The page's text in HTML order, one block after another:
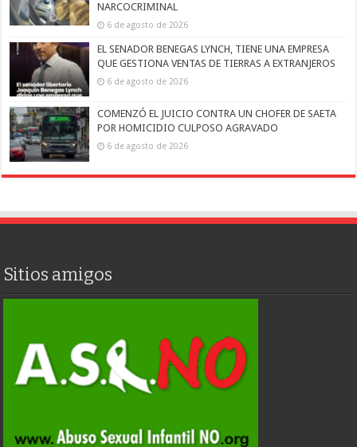
NARCOCRIMINAL
6 de agosto de 2026
EL SENADOR BENEGAS LYNCH, TIENE UNA EMPRESA
QUE GESTIONA VENTAS DE TIERRAS A EXTRANJEROS
6 de agosto de 2026
COMENZÓ EL JUICIO CONTRA UN CHOFER DE SAETA
POR HOMICIDIO CULPOSO AGRAVADO
6 de agosto de 2026
Sitios amigos